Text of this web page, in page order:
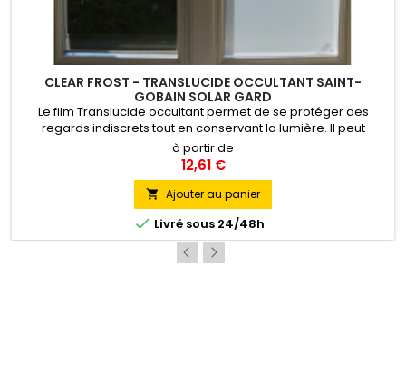
CLEAR FROST - TRANSLUCIDE OCCULTANT SAINT-
GOBAIN SOLAR GARD
Le film Translucide occultant permet de se protéger des
regards indiscrets tout en conservant la lumière. Il peut
également être découpé puis appliqué en bandes, carrés ou
autres motifs géométriques ou artistiques. Pose Intérieure
à partir de
12,61 €
 Ajouter au panier
 Livré sous 24/48h